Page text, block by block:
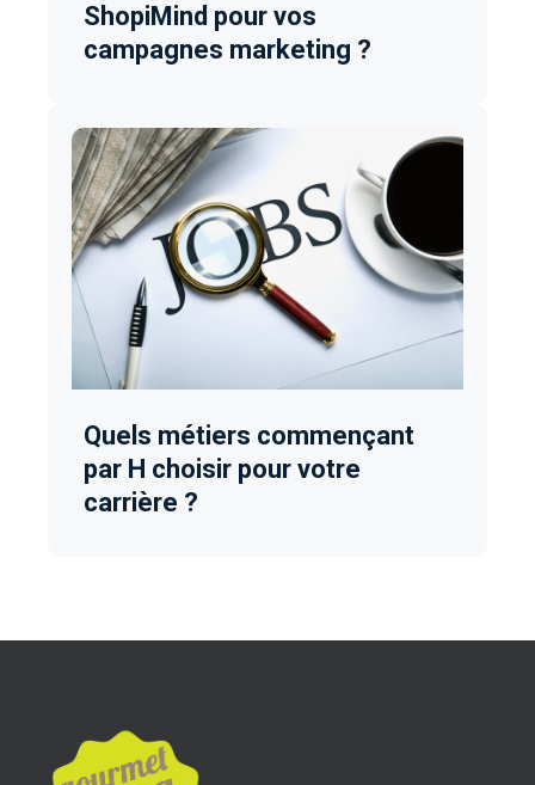
ShopiMind pour vos
campagnes marketing ?
Quels métiers commençant
par H choisir pour votre
carrière ?